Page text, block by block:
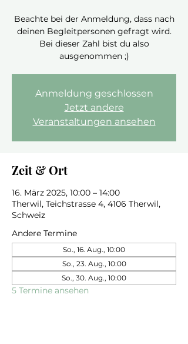
Beachte bei der Anmeldung, dass nach
deinen Begleitpersonen gefragt wird.
Bei dieser Zahl bist du also
ausgenommen ;)
Anmeldung geschlossen
Jetzt andere
Veranstaltungen ansehen
Zeit & Ort
16. März 2025, 10:00 – 14:00
Therwil, Teichstrasse 4, 4106 Therwil,
Schweiz
Andere Termine
So., 16. Aug., 10:00
So., 23. Aug., 10:00
So., 30. Aug., 10:00
5 Termine ansehen